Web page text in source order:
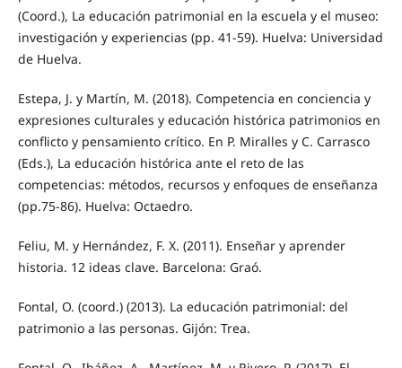
(Coord.), La educación patrimonial en la escuela y el museo:
investigación y experiencias (pp. 41-59). Huelva: Universidad
de Huelva.
Estepa, J. y Martín, M. (2018). Competencia en conciencia y
expresiones culturales y educación histórica patrimonios en
conflicto y pensamiento crítico. En P. Miralles y C. Carrasco
(Eds.), La educación histórica ante el reto de las
competencias: métodos, recursos y enfoques de enseñanza
(pp.75-86). Huelva: Octaedro.
Feliu, M. y Hernández, F. X. (2011). Enseñar y aprender
historia. 12 ideas clave. Barcelona: Graó.
Fontal, O. (coord.) (2013). La educación patrimonial: del
patrimonio a las personas. Gijón: Trea.